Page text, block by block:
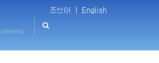
조선어 | English